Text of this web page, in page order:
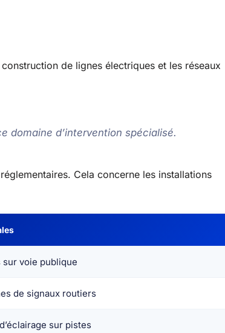
de lignes électriques et les réseaux
domaine d’intervention spécialisé.
Cela concerne les installations
sur voie publique
de signaux routiers
sur pistes